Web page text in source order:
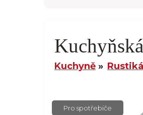
Kuchyně
Pro spotřebiče